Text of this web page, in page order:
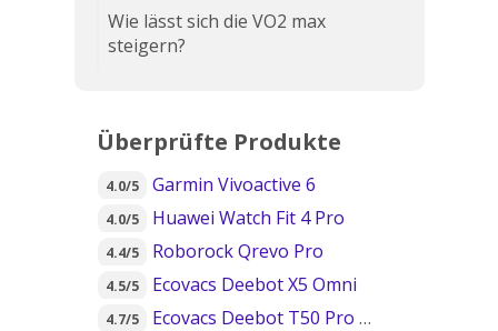
Wie lässt sich die VO2 max
steigern?
Überprüfte Produkte
4.0/5 Garmin Vivoactive 6
4.0/5 Huawei Watch Fit 4 Pro
4.4/5 Roborock Qrevo Pro
4.5/5 Ecovacs Deebot X5 Omni
4.7/5 Ecovacs Deebot T50 Pro Omni